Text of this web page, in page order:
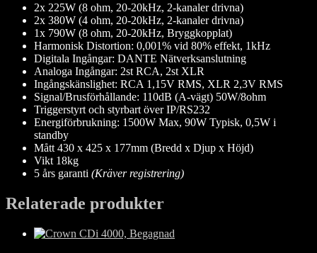
2x 225W (8 ohm, 20-20kHz, 2-kanaler drivna)
2x 380W (4 ohm, 20-20kHz, 2-kanaler drivna)
1x 790W (8 ohm, 20-20kHz, Bryggkopplat)
Harmonisk Distortion: 0,001% vid 80% effekt, 1kHz
Digitala Ingångar: DANTE Nätverksanslutning
Analoga Ingångar: 2st RCA, 2st XLR
Ingångskänslighet: RCA 1,15V RMS, XLR 2,3V RMS
Signal/Brusförhållande: 110dB (A-vägt) 50W/8ohm
Triggerstyrt och styrbart över IP/RS232
Energiförbrukning: 1500W Max, 90W Typisk, 0,5W i
standby
Mått 430 x 425 x 177mm (Bredd x Djup x Höjd)
Vikt 18kg
5 års garanti (Kräver registrering)
Relaterade produkter